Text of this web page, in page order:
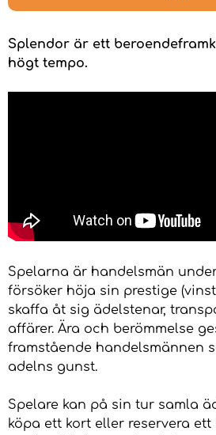
Splendor är ett
högt tempo.
Spelarna är handelsmän
försöker höja sin prestige
skaffa åt sig ädelstenar,
affärer. Ära och berömmelse
framstående handelsmännen
adelns gunst.
Spelare kan på sin tur samla
köpa ett kort eller reservera ett